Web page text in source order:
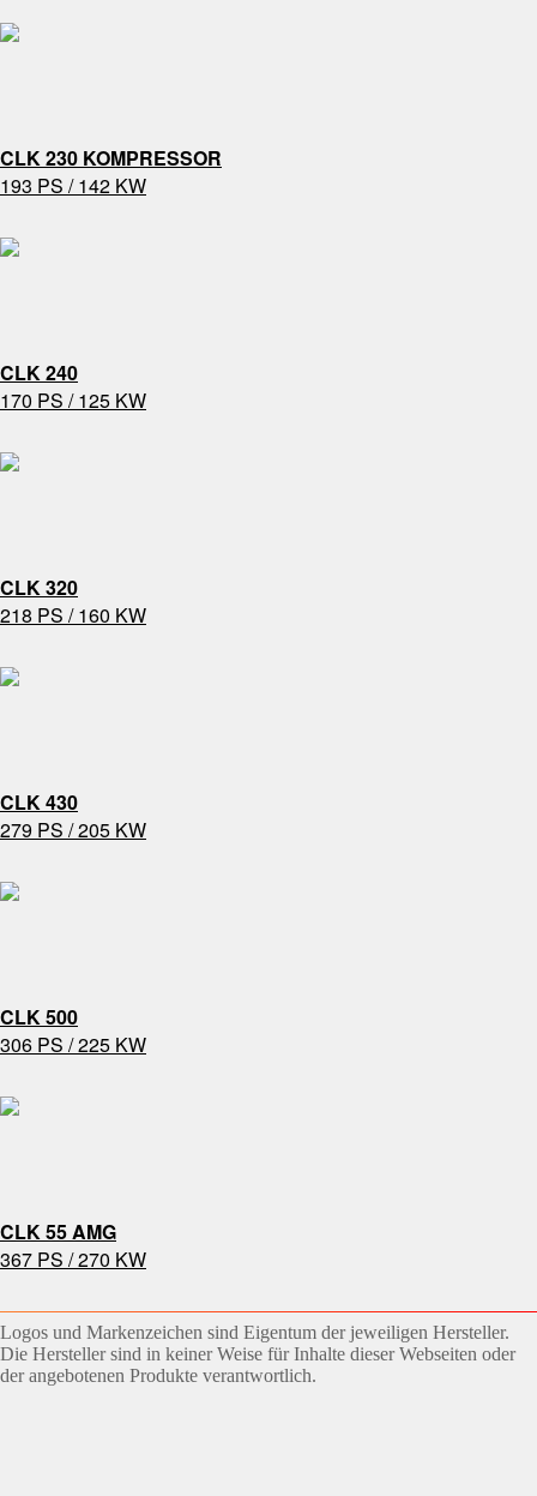
CLK 230 KOMPRESSOR
193 PS / 142 KW
CLK 240
170 PS / 125 KW
CLK 320
218 PS / 160 KW
CLK 430
279 PS / 205 KW
CLK 500
306 PS / 225 KW
CLK 55 AMG
367 PS / 270 KW
Logos und Markenzeichen sind Eigentum der jeweiligen Hersteller.
Die Hersteller sind in keiner Weise für Inhalte dieser Webseiten oder
der angebotenen Produkte verantwortlich.